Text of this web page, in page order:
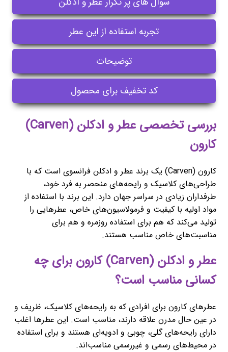
تجربه استفاده از این عطر
توضیحات
کد تخفیف برای محصول
بررسی تخصصی عطر و ادکلن (Carven)
کارون
کارون (Carven) یک برند عطر و ادکلن فرانسوی است که با
طراحی‌های کلاسیک و رایحه‌های منحصر به فرد خود،
طرفداران زیادی در سراسر جهان دارد. این برند با استفاده از
مواد اولیه با کیفیت و فرمولاسیون‌های خاص، عطرهایی را
تولید می‌کند که هم برای استفاده روزمره و هم برای
مناسبت‌های خاص مناسب هستند.
عطر و ادکلن (Carven) کارون برای چه
کسانی مناسب است؟
عطرهای کارون برای افرادی که به رایحه‌های کلاسیک، ظریف و
در عین حال مدرن علاقه دارند، مناسب است. این عطرها اغلب
دارای رایحه‌های گلی، چوبی و ادویه‌ای هستند و برای استفاده
در محیط‌های رسمی و غیررسمی مناسب‌اند.